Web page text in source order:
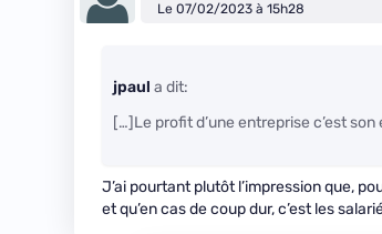
Le 07/02/2023 à 15h28
jpaul a dit:
[…]Le profit d’une entreprise c’est
J’ai pourtant plutôt l’impression que,
et qu’en cas de coup dur, c’est les